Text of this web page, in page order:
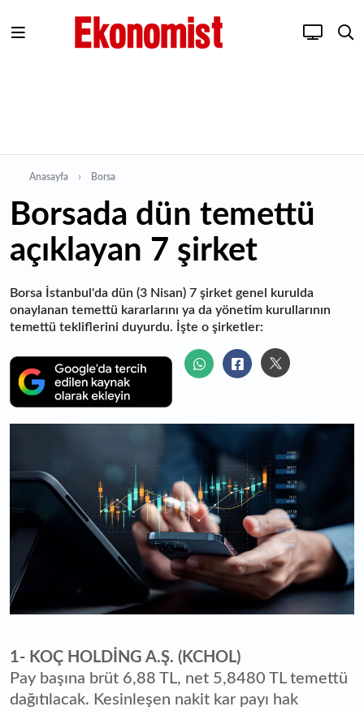
Anasayfa Borsa
Borsada dün temettü
açıklayan 7 şirket
Borsa İstanbul'da dün (3 Nisan) 7 şirket genel kurulda
onaylanan temettü kararlarını ya da yönetim kurullarının
temettü tekliflerini duyurdu. İşte o şirketler:
1- KOÇ HOLDİNG A.Ş. (KCHOL)
Pay başına brüt 6,88 TL, net 5,8480 TL temettü
dağıtılacak. Kesinleşen nakit kar payı hak